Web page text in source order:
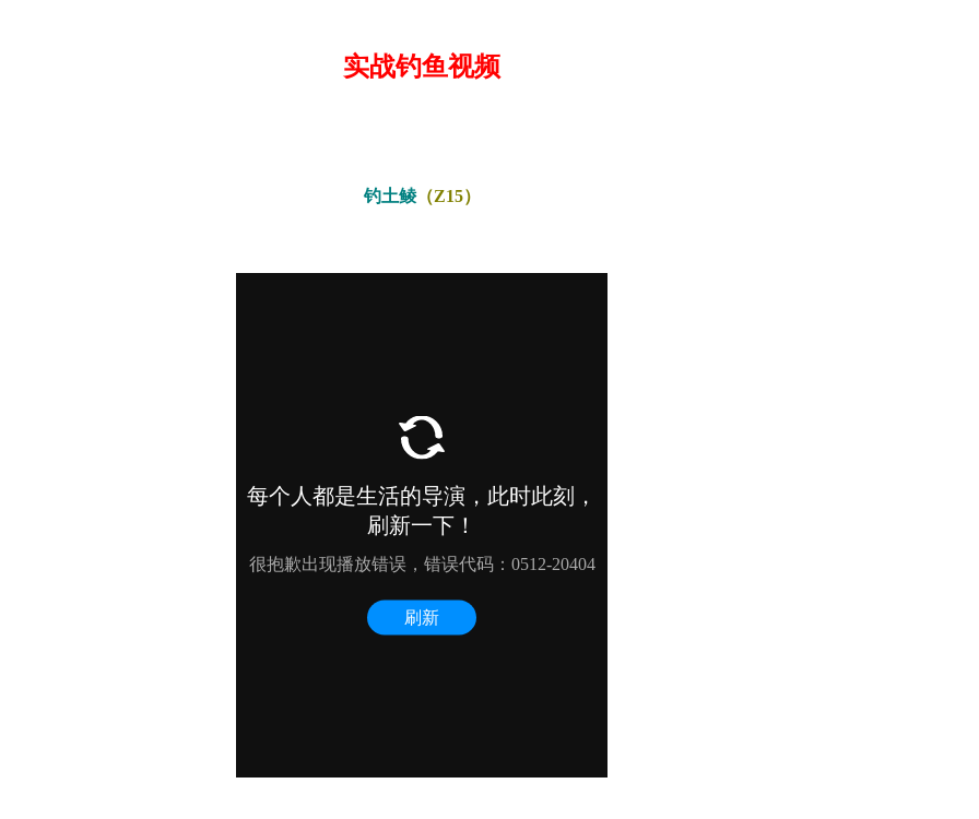
实战钓鱼视频
钓土鲮（Z15）